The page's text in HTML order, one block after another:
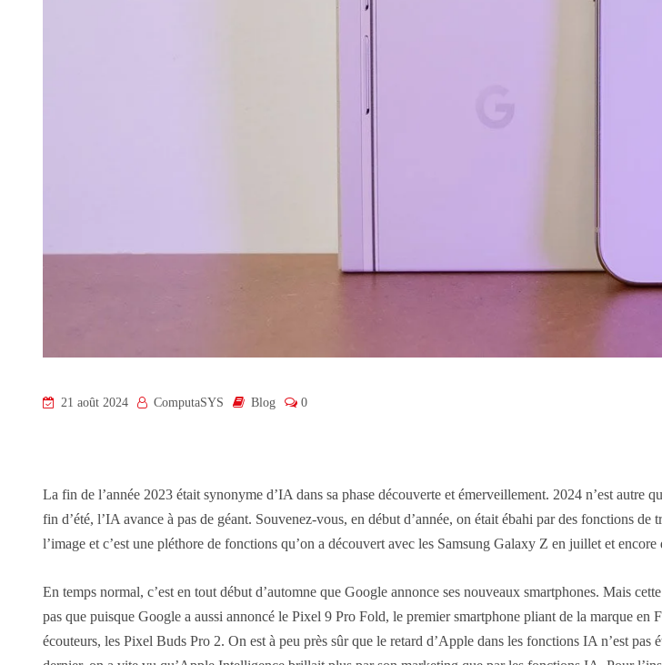
21 août 2024 ComputaSYS Blog 0
La fin de l’année 2023 était synonyme d’IA dans sa phase découverte et émerveillement. 2024 n’est autre
fin d’été, l’IA avance à pas de géant. Souvenez-vous, en début d’année, on était ébahi par des fonctions
l’image et c’est une pléthore de fonctions qu’on a découvert avec les Samsung Galaxy Z en juillet et
En temps normal, c’est en tout début d’automne que Google annonce ses nouveaux smartphones. Mais
pas que puisque Google a aussi annoncé le Pixel 9 Pro Fold, le premier smartphone pliant de la marque
écouteurs, les Pixel Buds Pro 2. On est à peu près sûr que le retard d’Apple dans les fonctions IA n’est